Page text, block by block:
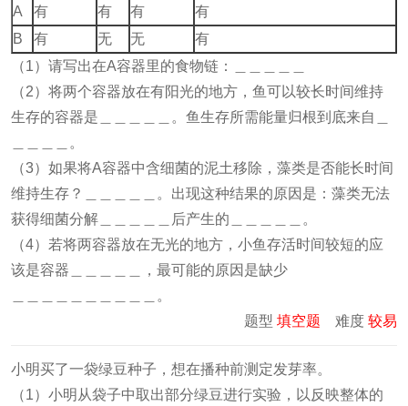
A 有 有 有
有
B
有 无 无
有
（1）请写出在A容器里的食物链：＿＿＿＿＿
（2）将两个容器放在有阳光的地方，鱼可以较长时间维持
生存的容器是＿＿＿＿＿。鱼生存所需能量归根到底来自＿
＿＿＿＿。
（3）如果将A容器中含细菌的泥土移除，藻类是否能长时间
维持生存？＿＿＿＿＿。出现这种结果的原因是：藻类无法
获得细菌分解＿＿＿＿＿后产生的＿＿＿＿＿。
（4）若将两容器放在无光的地方，小鱼存活时间较短的应
该是容器＿＿＿＿＿，最可能的原因是缺少
＿＿＿＿＿＿＿＿＿＿。
题型 填空题 难度 较易
小明买了一袋绿豆种子，想在播种前测定发芽率。
（1）小明从袋子中取出部分绿豆进行实验，以反映整体的